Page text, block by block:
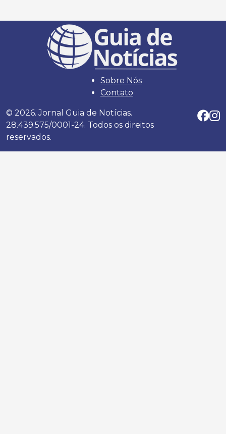
Sobre Nós
Contato
© 2026. Jornal Guia de Notícias.
28.439.575/0001-24. Todos os direitos
reservados.